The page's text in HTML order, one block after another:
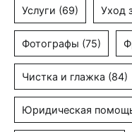
Услуги (69) Уход
Фотографы (75)
Чистка и глажка (84)
Юридическая